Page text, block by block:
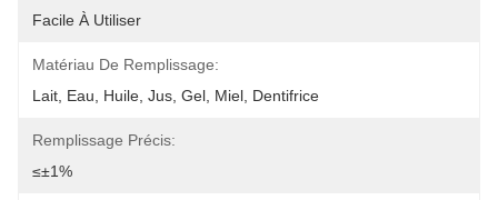
Facile À Utiliser
Matériau De Remplissage:
Lait, Eau, Huile, Jus, Gel, Miel, Dentifrice
Remplissage Précis:
≤±1%